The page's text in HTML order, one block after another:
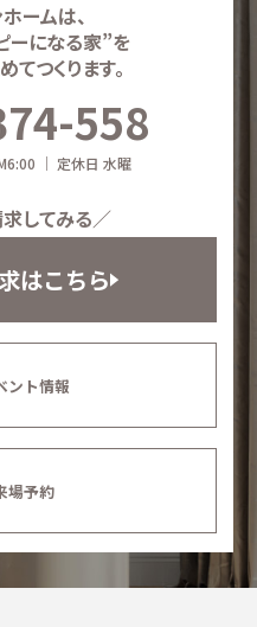
ームは、
ーになる家”を
てつくります。
558
｜ 定休日 水曜
してみる／
はこちら
ント情報
場予約